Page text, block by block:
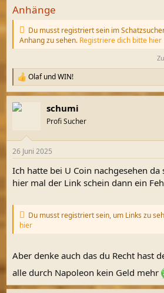
Anhänge
Du musst registriert sein im
Anhang zu sehen. Registriere dich bitte hier
R
e
a
k
e
:
OlafundWIN!
schumi
Profi Sucher
26 Juni 2025
Ich hatte bei U Coin nachgesehen da
hier mal der Link schein dann ein
Du musst registriert sein, um Links zu
hier
Aber denke auch das du Recht hast
alle durch Napoleon kein Geld mehr